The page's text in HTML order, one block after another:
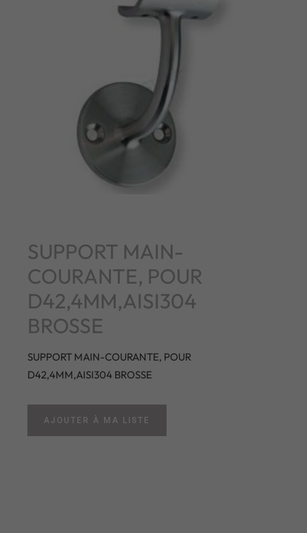
SUPPORT MAIN-
COURANTE, POUR
D42,4MM,AISI304
BROSSE
SUPPORT MAIN-COURANTE, POUR
D42,4MM,AISI304 BROSSE
AJOUTER À MA LISTE